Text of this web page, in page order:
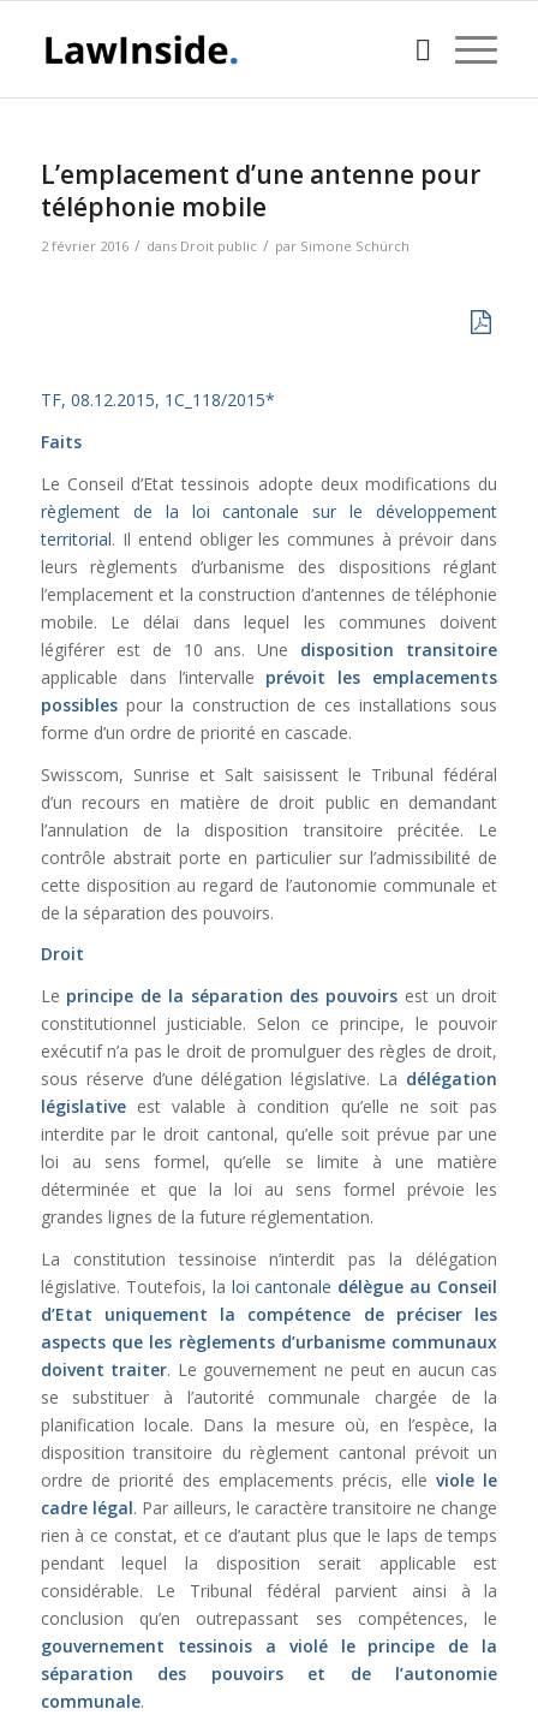
L’emplacement d’une antenne pour
téléphonie mobile
2 février 2016 / dans Droit public / par Simone Schürch
TF, 08.12.2015, 1C_118/2015*
Faits
Le Conseil d’Etat tessinois adopte deux modifications du
règlement de la loi cantonale sur le développement
territorial. Il entend obliger les communes à prévoir dans
leurs règlements d’urbanisme des dispositions réglant
l’emplacement et la construction d’antennes de téléphonie
mobile. Le délai dans lequel les communes doivent
légiférer est de 10 ans. Une disposition transitoire
applicable dans l’intervalle prévoit les emplacements
possiblespour la construction de ces installations sous
forme d’un ordre de priorité en cascade.
Swisscom, Sunrise et Salt saisissent le Tribunal fédéral
d’un recours en matière de droit public en demandant
l’annulation de la disposition transitoire précitée. Le
contrôle abstrait porte en particulier sur l’admissibilité de
cette disposition au regard de l’autonomie communale et
de la séparation des pouvoirs.
Droit
Le principe de la séparation des pouvoirs est un droit
constitutionnel justiciable. Selon ce principe, le pouvoir
exécutif n’a pas le droit de promulguer des règles de droit,
sous réserve d’une délégation législative. La délégation
législativeest valable à condition qu’elle ne soit pas
interdite par le droit cantonal, qu’elle soit prévue par une
loi au sens formel, qu’elle se limite à une matière
déterminée et que la loi au sens formel prévoie les
grandes lignes de la future réglementation.
La constitution tessinoise n’interdit pas la délégation
législative. Toutefois, la loi cantonale délègue au Conseil
d’Etat uniquement la compétence de préciser les
aspects que les règlements d’urbanisme communaux
doivent traiter. Le gouvernement ne peut en aucun cas
se substituer à l’autorité communale chargée de la
planification locale. Dans la mesure où, en l’espèce, la
disposition transitoire du règlement cantonal prévoit un
ordre de priorité des emplacements précis, elleviole le
cadre légal. Par ailleurs, le caractère transitoire ne change
rien à ce constat, et ce d’autant plus que le laps de temps
pendant lequel la disposition serait applicable est
considérable. Le Tribunal fédéral parvient ainsi à la
conclusion qu’en outrepassant ses compétences, le
gouvernement tessinois a
violé le principe de la
séparation des pouvoirs et de l’autonomie
communale.